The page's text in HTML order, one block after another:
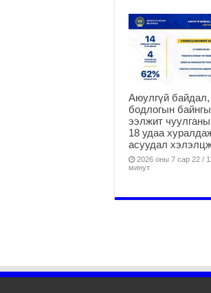
Аюулгүй байдал,
бодлогын
ээлжит
18 удаа
асуудал
2026 оны 7 сар 22 /
минут